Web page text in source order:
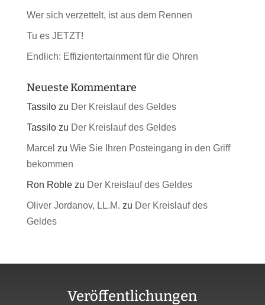
Wer sich verzettelt, ist aus dem Rennen
Tu es JETZT!
Endlich: Effizientertainment für die Ohren
Neueste Kommentare
Tassilozu Der Kreislauf des Geldes
Tassilozu Der Kreislauf des Geldes
Marcel zu Wie Sie Ihren Posteingang in den Griff
bekommen
Ron Roblezu Der Kreislauf des Geldes
Oliver Jordanov, LL.M. zu Der Kreislauf des
Geldes
Veröffentlichungen